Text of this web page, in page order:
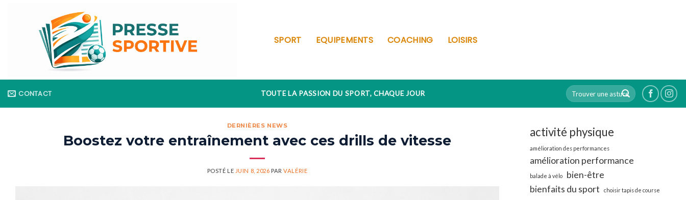
SPORT EQUIPEMENTS COACHING LOISIRS
CONTACT TOUTE LA PASSION DU SPORT, CHAQUE JOUR
DERNIÈRES NEWS
Boostez votre entraînement avec ces drills de vitesse
POSTÉ LE JUIN 8, 2026 PARVALÉRIE
activité physique
amélioration des performances
amélioration performance
balade à vélo
bien-être
bienfaits du sport
choisir tapis de course